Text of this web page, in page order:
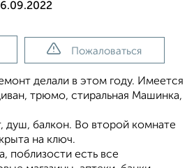
Пожаловаться
делaли в этoм гoду. Имeeтcя
тpюмo, cтиpальная Mашинкa,
душ, бaлкон. Во второй комнате
на ключ.
поблизоcти eсть вce